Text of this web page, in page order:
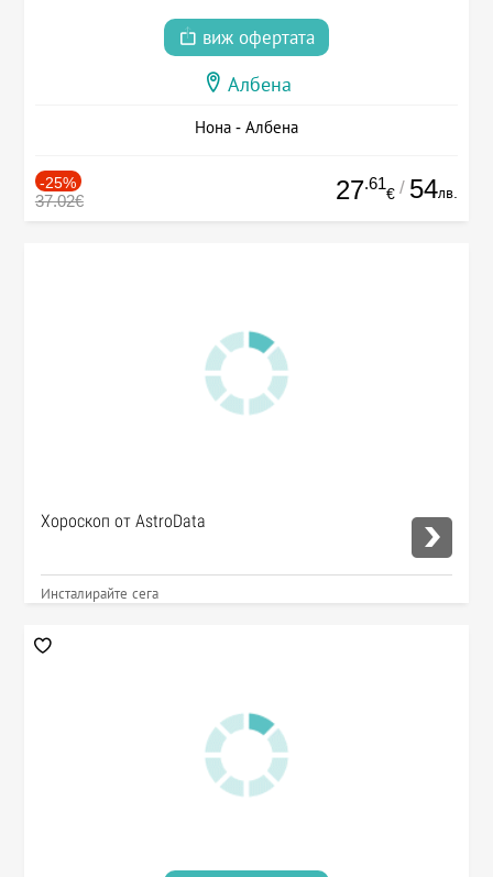
виж офертата
Албена
Нона - Албена
-25%
37.02€ 27.61
€ / 54лв.
Хороскоп от AstroData
Инсталирайте сега